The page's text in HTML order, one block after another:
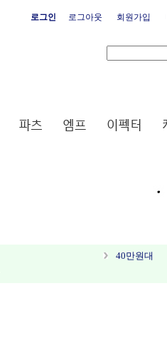
로그인 로그아웃 회원가입
40만원대